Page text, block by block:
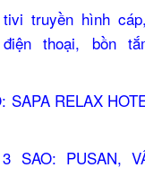
truyền hình
thoại, bồn
SAPA RELAX
SAO: PUSAN,